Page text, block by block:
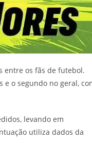
entre os fãs de futebol.
e o segundo no geral,
levando em
utiliza dados da